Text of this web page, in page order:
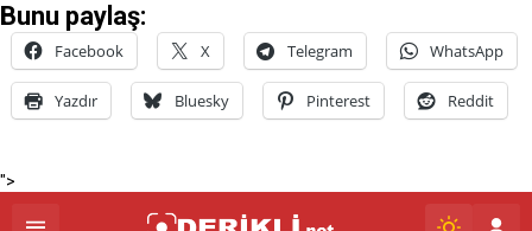
Bunu paylaş:
Facebook X Telegram WhatsApp
Yazdır Bluesky Pinterest Reddit
">